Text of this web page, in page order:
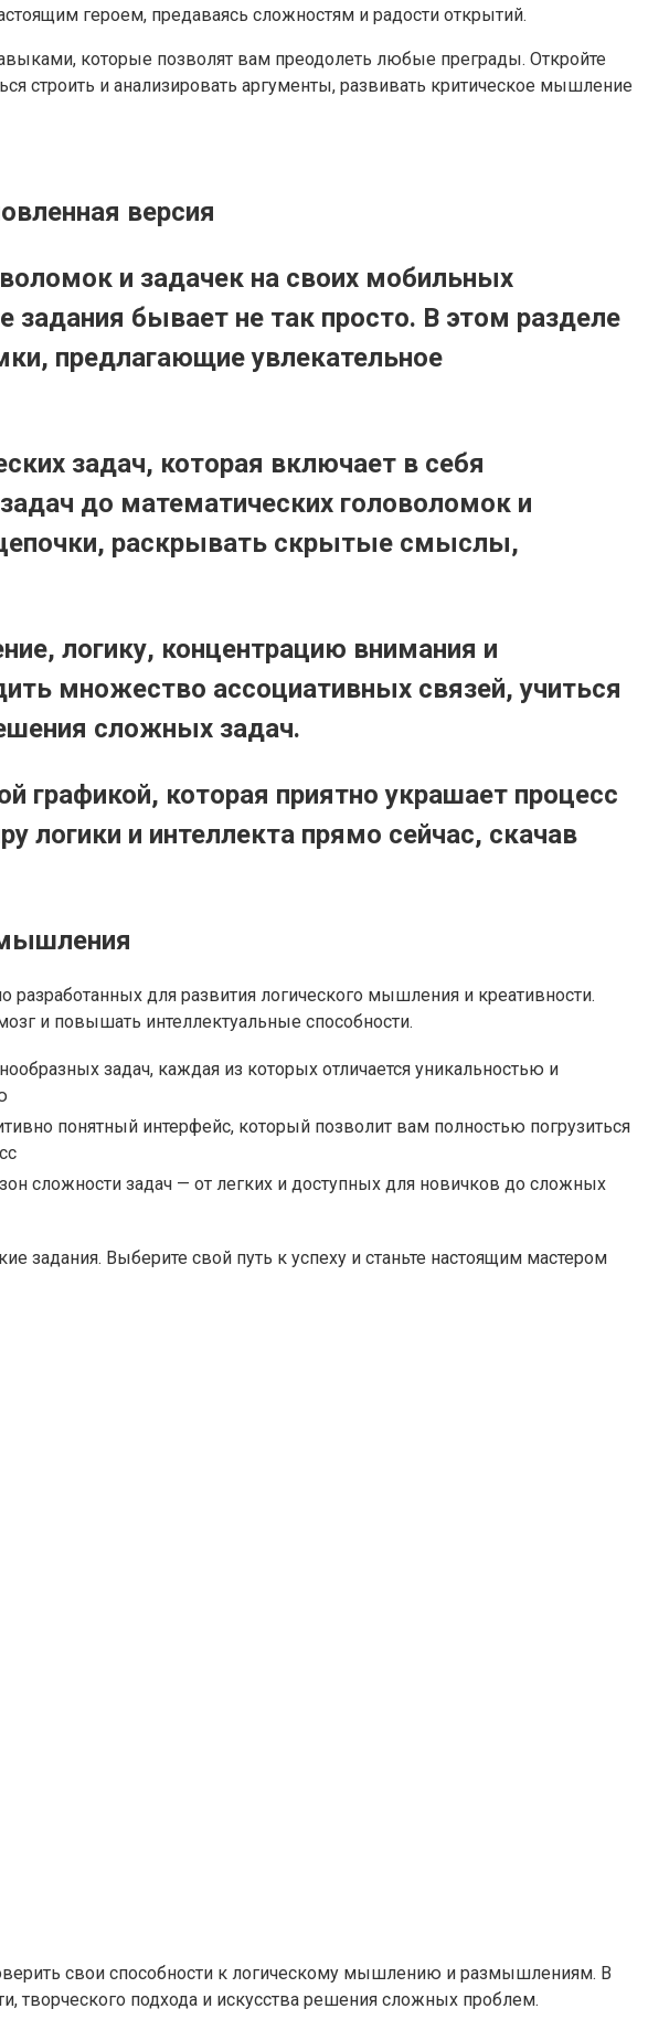
героем, предаваясь сложностям и радости открытий.
которые позволят вам преодолеть любые преграды. Откройте
строить и анализировать аргументы, развивать критическое мышление
версия
и задачек на своих мобильных
задания бывает не так просто. В этом разделе
предлагающие увлекательное
задач, которая включает в себя
до математических головоломок и
цепочки, раскрывать скрытые смыслы,
логику, концентрацию внимания и
множество ассоциативных связей, учиться
сложных задач.
графикой, которая приятно украшает процесс
логики и интеллекта прямо сейчас, скачав
для развития логического мышления и креативности.
и повышать интеллектуальные способности.
задач, каждая из которых отличается уникальностью и
понятный интерфейс, который позволит вам полностью погрузиться
сложности задач — от легких и доступных для новичков до сложных
задания. Выберите свой путь к успеху и станьте настоящим мастером
свои способности к логическому мышлению и размышлениям. В
творческого подхода и искусства решения сложных проблем.